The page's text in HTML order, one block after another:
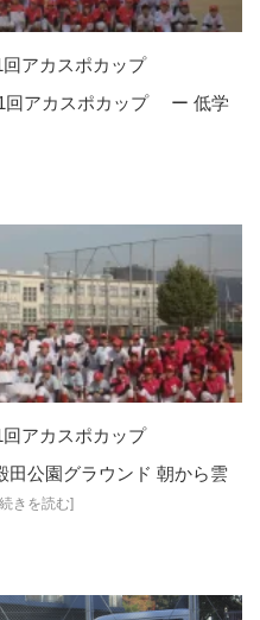
回アカスポカップ
回アカスポカップ ー 低学
回アカスポカップ
田公園グラウンド 朝から雲
きを読む]